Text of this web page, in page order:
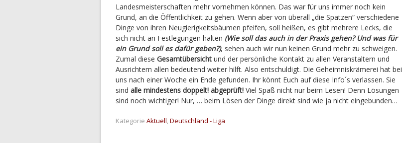
Landesmeisterschaften mehr vornehmen können. Das war für uns immer noch kein
Grund, an die Öffentlichkeit zu gehen. Wenn aber von überall „die Spatzen“ verschiedene
Dinge von ihren Neugierigkeitsbäumen pfeifen, soll heißen, es gibt mehrere Lecks, die
sich nicht an Festlegungen halten (Wie soll das auch in der Praxis gehen? Und was für
ein Grund soll es dafür geben?), sehen auch wir nun keinen Grund mehr zu schweigen.
Zumal diese Gesamtübersicht und der persönliche Kontakt zu allen Veranstaltern und
Ausrichtern allen bedeutend weiter hilft. Also entschuldigt. Die Geheimniskrämerei hat bei
uns nach einer Woche ein Ende gefunden. Ihr könnt Euch auf diese Info´s verlassen. Sie
sind alle mindestens doppelt! abgeprüft! Viel Spaß nicht nur beim Lesen! Denn Lösungen
sind noch wichtiger! Nur, … beim Lösen der Dinge direkt sind wie ja nicht eingebunden…
Kategorie Aktuell,Deutschland - Liga